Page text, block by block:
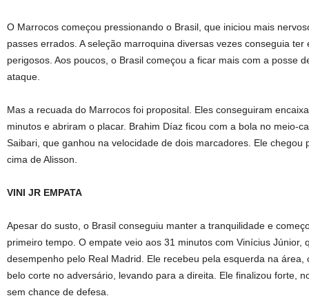
O Marrocos começou pressionando o Brasil, que iniciou mais
passes errados. A seleção marroquina diversas vezes conseguia
perigosos. Aos poucos, o Brasil começou a ficar mais com a posse
ataque.
Mas a recuada do Marrocos foi proposital. Eles conseguiram
minutos e abriram o placar. Brahim Díaz ficou com a bola no meio-
Saibari, que ganhou na velocidade de dois marcadores. Ele
cima de Alisson.
VINI JR EMPATA
Apesar do susto, o Brasil conseguiu manter a tranquilidade e
primeiro tempo. O empate veio aos 31 minutos com Vinícius Júnior,
desempenho pelo Real Madrid. Ele recebeu pela esquerda na
belo corte no adversário, levando para a direita. Ele finalizou forte,
sem chance de defesa.